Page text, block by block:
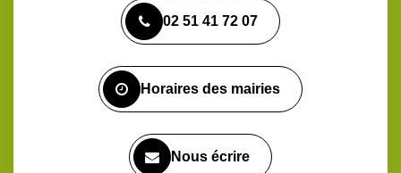
le
compte
le
compte
la
chaîne
02 51 41 72 07
Horaires des mairies
Nous écrire